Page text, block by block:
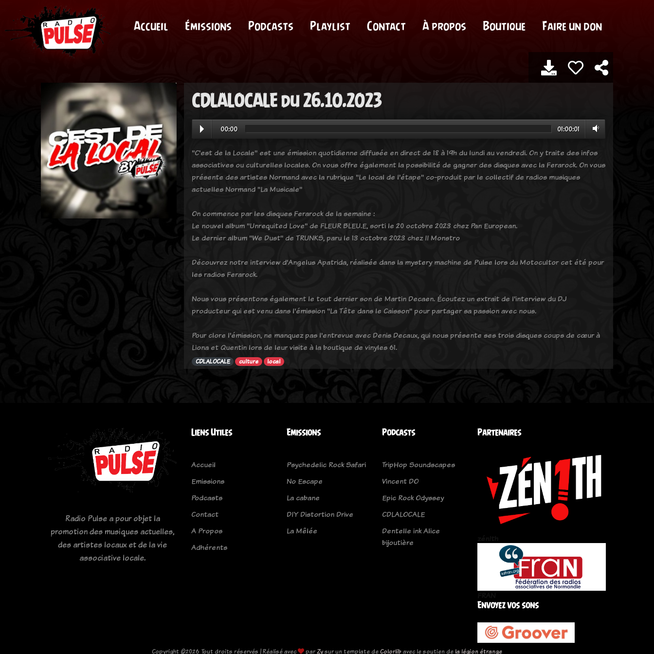
Accueil Émissions Podcasts Playlist Contact À propos Boutique Faire un don
CDLALOCALE du 26.10.2023
00:00 01:00:01
"C'est de la Locale" est une émission quotidienne diffusée en direct de 18 à 19h du lundi au vendredi. On y traite des infos
associatives ou culturelles locales. On vous offre également la possibilité de gagner des disques avec la Ferarock. On vous
présente des artistes Normand avec la rubrique "Le local de l'étape" co-produit par le collectif de radios musiques
actuelles Normand "La Musicale"
On commence par les disques Ferarock de la semaine :
Le nouvel album "Unrequited Love" de FLEUR BLEU.E, sorti le 20 octobre 2023 chez Pan European.
Le dernier album "We Dust" de TRUNKS, paru le 13 octobre 2023 chez II Monstro
Découvrez notre interview d'Angelus Apatrida, réalisée dans la mystery machine de Pulse lors du Motocultor cet été pour
les radios Ferarock.
Nous vous présentons également le tout dernier son de Martin Decaen. Écoutez un extrait de l'interview du DJ
producteur qui est venu dans l'émission "La Tête dans le Caisson" pour partager sa passion avec nous.
Pour clore l'émission, ne manquez pas l'entrevue avec Denis Decaux, qui nous présente ses trois disques coups de cœur à
Liona et Quentin lors de leur visite à la boutique de vinyles 61.
CDLALOCALE culture local
Radio Pulse a pour objet la
promotion des musiques actuelles,
des artistes locaux et de la vie
associative locale.
Liens Utiles
Accueil
Emissions
Podcasts
Contact
A Propos
Adhérents
Emissions
Psychedelic Rock Safari
No Escape
La cabane
DIY Distortion Drive
La Mêlée
Podcasts
TripHop Soundscapes
Vincent DO
Epic Rock Odyssey
CDLALOCALE
Dentelle ink Alice
bijoutière
Partenaires
Envoyez vos sons
Copyright ©2026 Tout droits réservés | Réalisé avec parZysur un template deColorlibavec le soutien de la légion étrange